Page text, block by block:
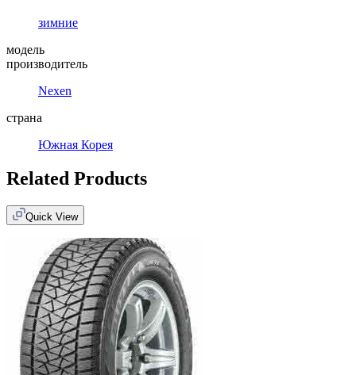
зимние
модель
производитель
Nexen
страна
Южная Корея
Related Products
Quick View